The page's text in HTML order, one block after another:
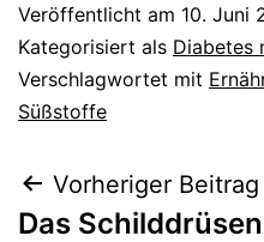
Veröffentlicht am 10. Juni
Kategorisiert als Diabetes
Verschlagwortet mit
Süßstoffe
Vorheriger Beitrag
Das